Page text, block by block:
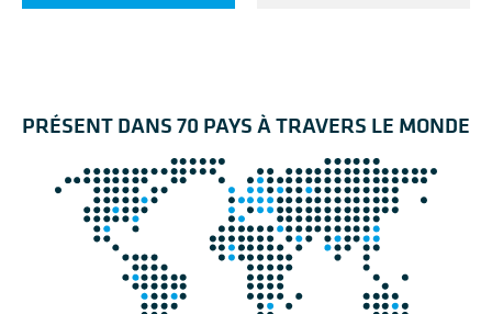
PRÉSENT DANS 70 PAYS À TRAVERS LE MONDE